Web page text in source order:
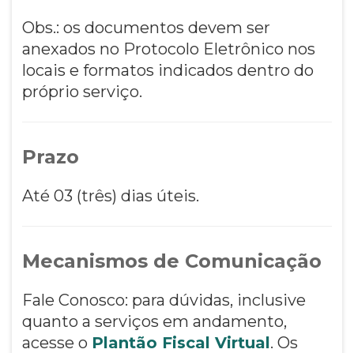
Obs.: os documentos devem ser
anexados no Protocolo Eletrônico nos
locais e formatos indicados dentro do
próprio serviço.
Prazo
Até 03 (três) dias úteis.
Mecanismos de Comunicação
Fale Conosco: para dúvidas, inclusive
quanto a serviços em andamento,
acesse o Plantão Fiscal Virtual. Os